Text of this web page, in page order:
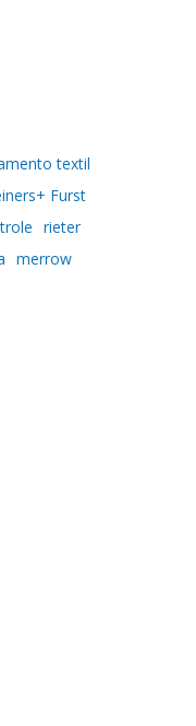
textil
Furst
rieter
merrow